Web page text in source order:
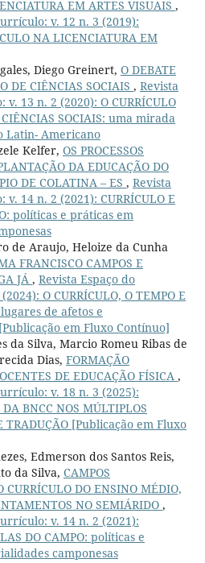
EM ARTES VISUAIS ,
v. 12 n. 3 (2019):
NA LICENCIATURA EM
Diego Greinert, O DEBATE
DE CIÊNCIAS SOCIAIS , Revista
13 n. 2 (2020): O CURRÍCULO
SOCIAIS: uma mirada
Latin- Americano
Kelfer, OS PROCESSOS
DA EDUCAÇÃO DO
DE COLATINA – ES , Revista
14 n. 2 (2021): CURRÍCULO E
políticas e práticas em
de Araujo, Heloize da Cunha
FRANCISCO CAMPOS E
JÁ , Revista Espaço do
O CURRÍCULO, O TEMPO E
lugares de afetos e
em Fluxo Contínuo]
da Silva, Marcio Romeu Ribas de
Dias, FORMAÇÃO
DE EDUCAÇÃO FÍSICA ,
v. 18 n. 3 (2025):
BNCC NOS MÚLTIPLOS
TRADUÇÃO [Publicação em Fluxo
Edmerson dos Santos Reis,
da Silva, CAMPOS
CURRÍCULO DO ENSINO MÉDIO,
NO SEMIÁRIDO ,
v. 14 n. 2 (2021):
DO CAMPO: políticas e
camponesas